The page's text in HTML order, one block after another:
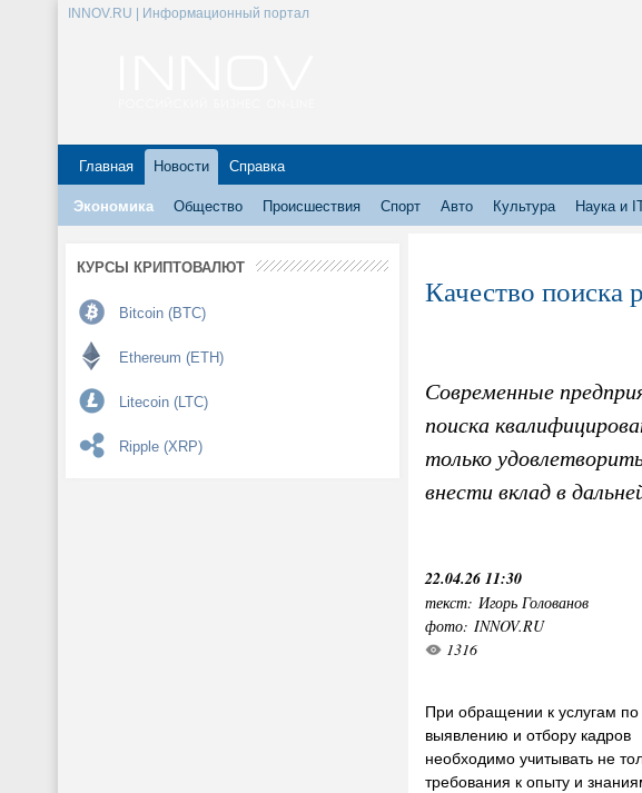
INNOV.RU | Информационный портал
Главная Новости Справка
Экономика Общество Происшествия Спорт Авто Культура Наука и
КУРСЫ КРИПТОВАЛЮТ
Bitcoin (BTC)
Ethereum (ETH)
Litecoin (LTC)
Ripple (XRP)
Качество поиска
Современные
поиска
только
внести вклад в
22.04.26 11:30
текст: Игорь Голованов
фото: INNOV.RU
1316
При обращении к услугам по
выявлению и отбору кадров
необходимо учитывать не
требования к опыту и